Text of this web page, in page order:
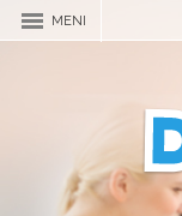
MENI